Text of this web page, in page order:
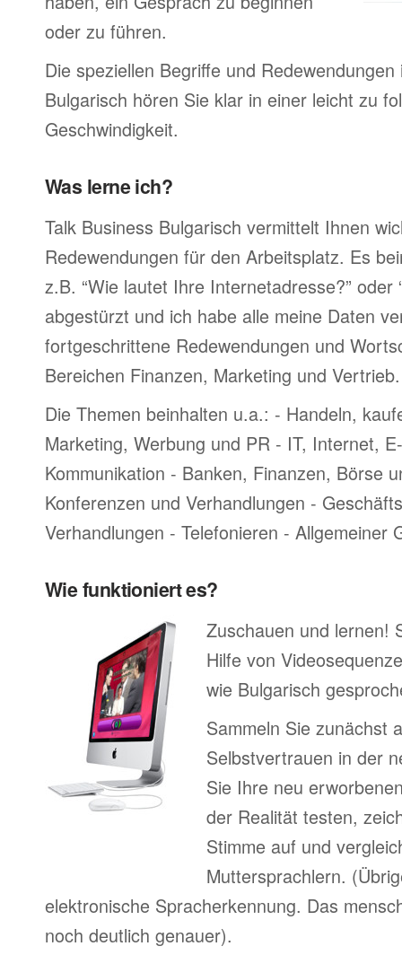
oder zu führen.
Die speziellen Begriffe und Redewendungen
Bulgarisch hören Sie klar in einer leicht zu
Geschwindigkeit.
Was lerne ich?
Talk Business Bulgarisch vermittelt Ihnen
Redewendungen für den Arbeitsplatz. Es
z.B. “Wie lautet Ihre Internetadresse?” oder
abgestürzt und ich habe alle meine Daten
fortgeschrittene Redewendungen und
Bereichen Finanzen, Marketing und Vertrieb.
Die Themen beinhalten u.a.: - Handeln,
Marketing, Werbung und PR - IT, Internet,
Kommunikation - Banken, Finanzen, Börse
Konferenzen und Verhandlungen -
Verhandlungen - Telefonieren - Allgemeiner
Wie funktioniert es?
Zuschauen und lernen!
Hilfe von
wie Bulgarisch
Sammeln Sie zunächst
Selbstvertrauen in der
Sie Ihre neu
der Realität testen,
Stimme auf und
Muttersprachlern.
elektronische Spracherkennung. Das
noch deutlich genauer).